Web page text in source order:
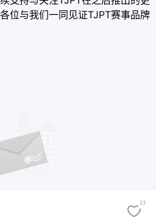
位与我们一同见证TJPT赛事品牌
13